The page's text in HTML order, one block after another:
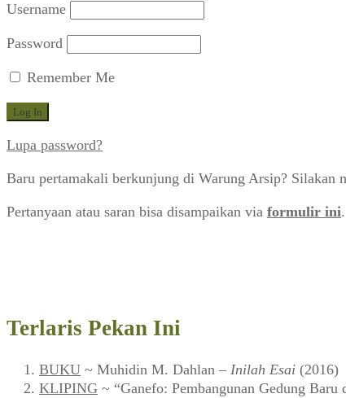
Username
Password
Remember Me
Lupa password?
Baru pertamakali berkunjung di Warung Arsip? Silakan
Pertanyaan atau saran bisa disampaikan via formulir ini.
Terlaris Pekan Ini
BUKU ~ Muhidin M. Dahlan – Inilah Esai (2016)
KLIPING ~ “Ganefo: Pembangunan Gedung